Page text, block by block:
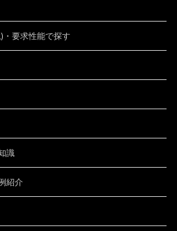
・要求性能で探す
識
紹介